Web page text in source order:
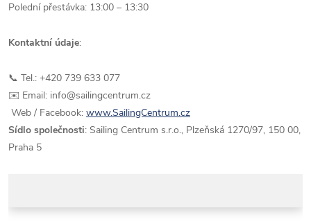
Polední přestávka: 13:00 – 13:30
Kontaktní údaje:
📞 Tel.: +420 739 633 077
✉️ Email: info@sailingcentrum.cz
Web / Facebook: www.SailingCentrum.cz
Sídlo společnosti: Sailing Centrum s.r.o., Plzeňská 1270/97, 150 00,
Praha 5